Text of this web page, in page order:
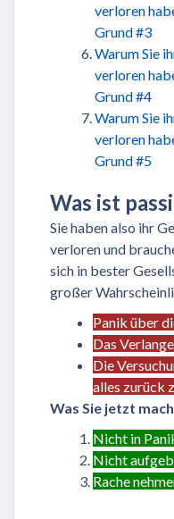
verloren
Grund #3
Warum Sie
verloren
Grund #4
Warum Sie
verloren
Grund #5
Was ist
Sie haben also ihr
verloren und
sich in bester
großer
Panik über
Das
Die
alles zurück
Was Sie jetzt
Nicht in
Nicht
Rache